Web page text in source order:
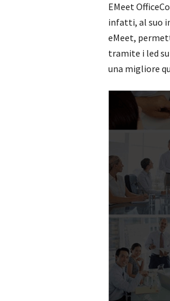
EMeet
infatti, al suo
eMeet,
tramite i led
una migliore